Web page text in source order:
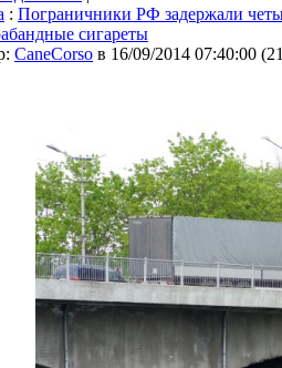
: Пограничники РФ задержали
сигареты
CaneCorso в 16/09/2014 07:40:00 (